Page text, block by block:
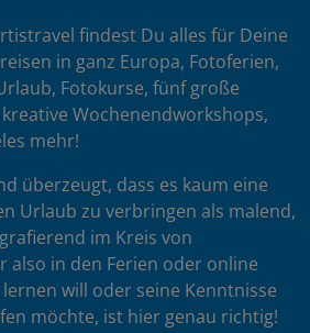
findest Du alles für Deine
in ganz Europa, Fotoferien,
Fotokurse, fünf große
Wochenendworkshops,
mehr!
überzeugt, dass es kaum eine
Urlaub zu verbringen als malend,
im Kreis von
also in den Ferien oder online
will oder seine Kenntnisse
möchte, ist hier genau richtig!